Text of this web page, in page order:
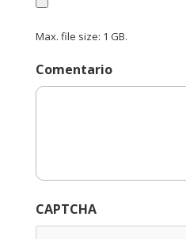
YYYY
Max. file size: 1 GB.
Comentario
CAPTCHA